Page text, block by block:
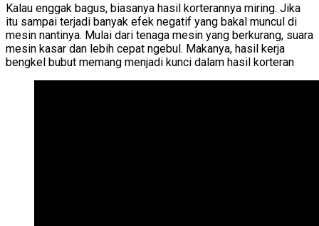
Kalau enggak bagus, biasanya hasil korterannya miring. Jika
itu sampai terjadi banyak efek negatif yang bakal muncul di
mesin nantinya. Mulai dari tenaga mesin yang berkurang, suara
mesin kasar dan lebih cepat ngebul. Makanya, hasil kerja
bengkel bubut memang menjadi kunci dalam hasil korteran